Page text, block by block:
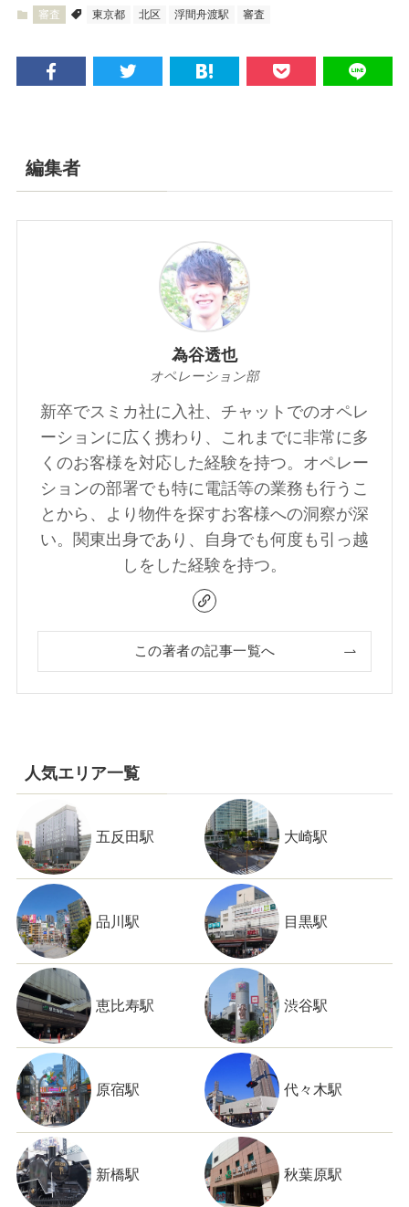
審査 東京都 北区 浮間舟渡駅 審査
編集者
為谷透也
オペレーション部
新卒でスミカ社に入社、チャットでのオペレ
ーションに広く携わり、これまでに非常に多
くのお客様を対応した経験を持つ。オペレー
ションの部署でも特に電話等の業務も行うこ
とから、より物件を探すお客様への洞察が深
い。関東出身であり、自身でも何度も引っ越
しをした経験を持つ。
この著者の記事一覧へ
人気エリア一覧
五反田駅 大崎駅
品川駅 目黒駅
恵比寿駅 渋谷駅
原宿駅 代々木駅
新橋駅 秋葉原駅